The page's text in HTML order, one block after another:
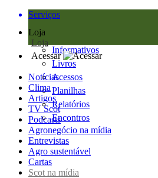
Serviços
Loja
Loja
Informativos
Livros
Acessos
Planilhas
Relatórios
Encontros
Acessar
Notícias
Clima
Artigos
TV Scot
Podcasts
Agronegócio na mídia
Entrevistas
Agro sustentável
Cartas
Scot na mídia